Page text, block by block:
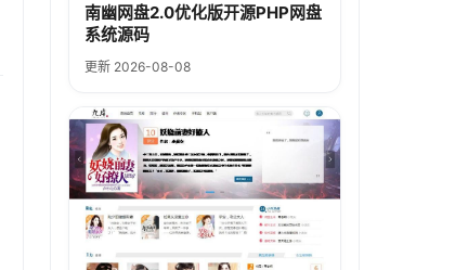
南幽网盘2.0优化版开源PHP网盘
系统源码
更新 2026-08-08